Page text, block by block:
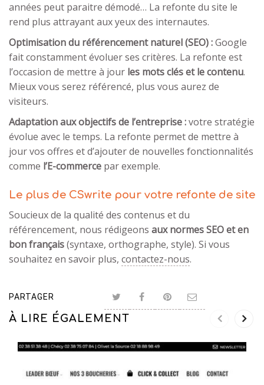
années peut paraitre démodé… La refonte du site le
rend plus attrayant aux yeux des internautes.
Optimisation du référencement naturel (SEO) :Google
fait constamment évoluer ses critères. La refonte est
l’occasion de mettre à jour les mots clés et le contenu.
Mieux vous serez référencé, plus vous aurez de
visiteurs.
Adaptation aux objectifs de l’entreprise :votre stratégie
évolue avec le temps. La refonte permet de mettre à
jour vos offres et d’ajouter de nouvelles fonctionnalités
comme l’E-commerce par exemple.
Le plus de CSwrite pour votre refonte de site
Soucieux de la qualité des contenus et du
référencement, nous rédigeons aux normes SEO et en
bon français(syntaxe, orthographe, style). Si vous
souhaitez en savoir plus, contactez-nous.
PARTAGER
À LIRE ÉGALEMENT